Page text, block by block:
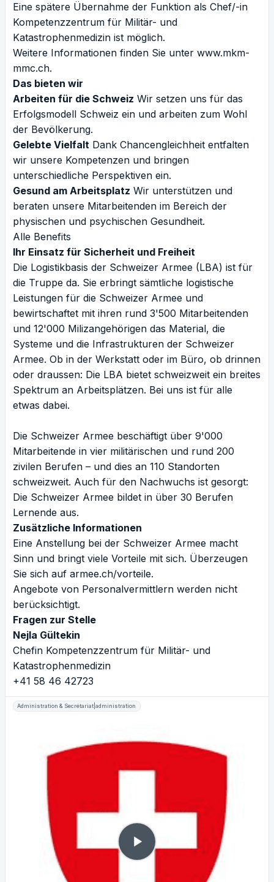
Eine spätere Übernahme der Funktion als Chef/-in
Kompetenzzentrum für Militär- und
Katastrophenmedizin ist möglich.
Weitere Informationen finden Sie unter www.mkm-
mmc.ch.
Das bieten wir
Arbeiten für die Schweiz Wir setzen uns für das
Erfolgsmodell Schweiz ein und arbeiten zum Wohl
der Bevölkerung.
Gelebte Vielfalt Dank Chancengleichheit entfalten
wir unsere Kompetenzen und bringen
unterschiedliche Perspektiven ein.
Gesund am Arbeitsplatz Wir unterstützen und
beraten unsere Mitarbeitenden im Bereich der
physischen und psychischen Gesundheit.
Alle Benefits
Ihr Einsatz für Sicherheit und Freiheit
Die Logistikbasis der Schweizer Armee (LBA) ist für
die Truppe da. Sie erbringt sämtliche logistische
Leistungen für die Schweizer Armee und
bewirtschaftet mit ihren rund 3'500 Mitarbeitenden
und 12'000 Milizangehörigen das Material, die
Systeme und die Infrastrukturen der Schweizer
Armee. Ob in der Werkstatt oder im Büro, ob drinnen
oder draussen: Die LBA bietet schweizweit ein breites
Spektrum an Arbeitsplätzen. Bei uns ist für alle
etwas dabei.
Die Schweizer Armee beschäftigt über 9'000
Mitarbeitende in vier militärischen und rund 200
zivilen Berufen – und dies an 110 Standorten
schweizweit. Auch für den Nachwuchs ist gesorgt:
Die Schweizer Armee bildet in über 30 Berufen
Lernende aus.
Zusätzliche Informationen
Eine Anstellung bei der Schweizer Armee macht
Sinn und bringt viele Vorteile mit sich. Überzeugen
Sie sich auf armee.ch/vorteile.
Angebote von Personalvermittlern werden nicht
berücksichtigt.
Fragen zur Stelle
Nejla Gültekin
Chefin Kompetenzzentrum für Militär- und
Katastrophenmedizin
+41 58 46 42723
Administration & Secrétariat|administration